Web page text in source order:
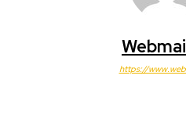
https://